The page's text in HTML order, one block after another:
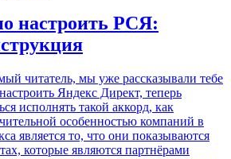
настроить РСЯ:
читатель, мы уже рассказывали тебе
Яндекс Директ, теперь
исполнять такой аккорд, как
особенностью компаний в
является то, что они показываются
которые являются партнёрами